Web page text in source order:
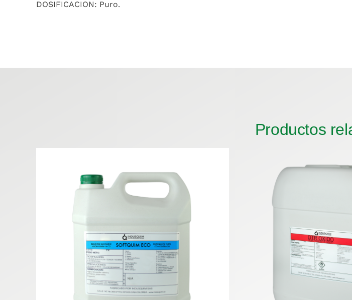
DOSIFICACION: Puro.
Productos